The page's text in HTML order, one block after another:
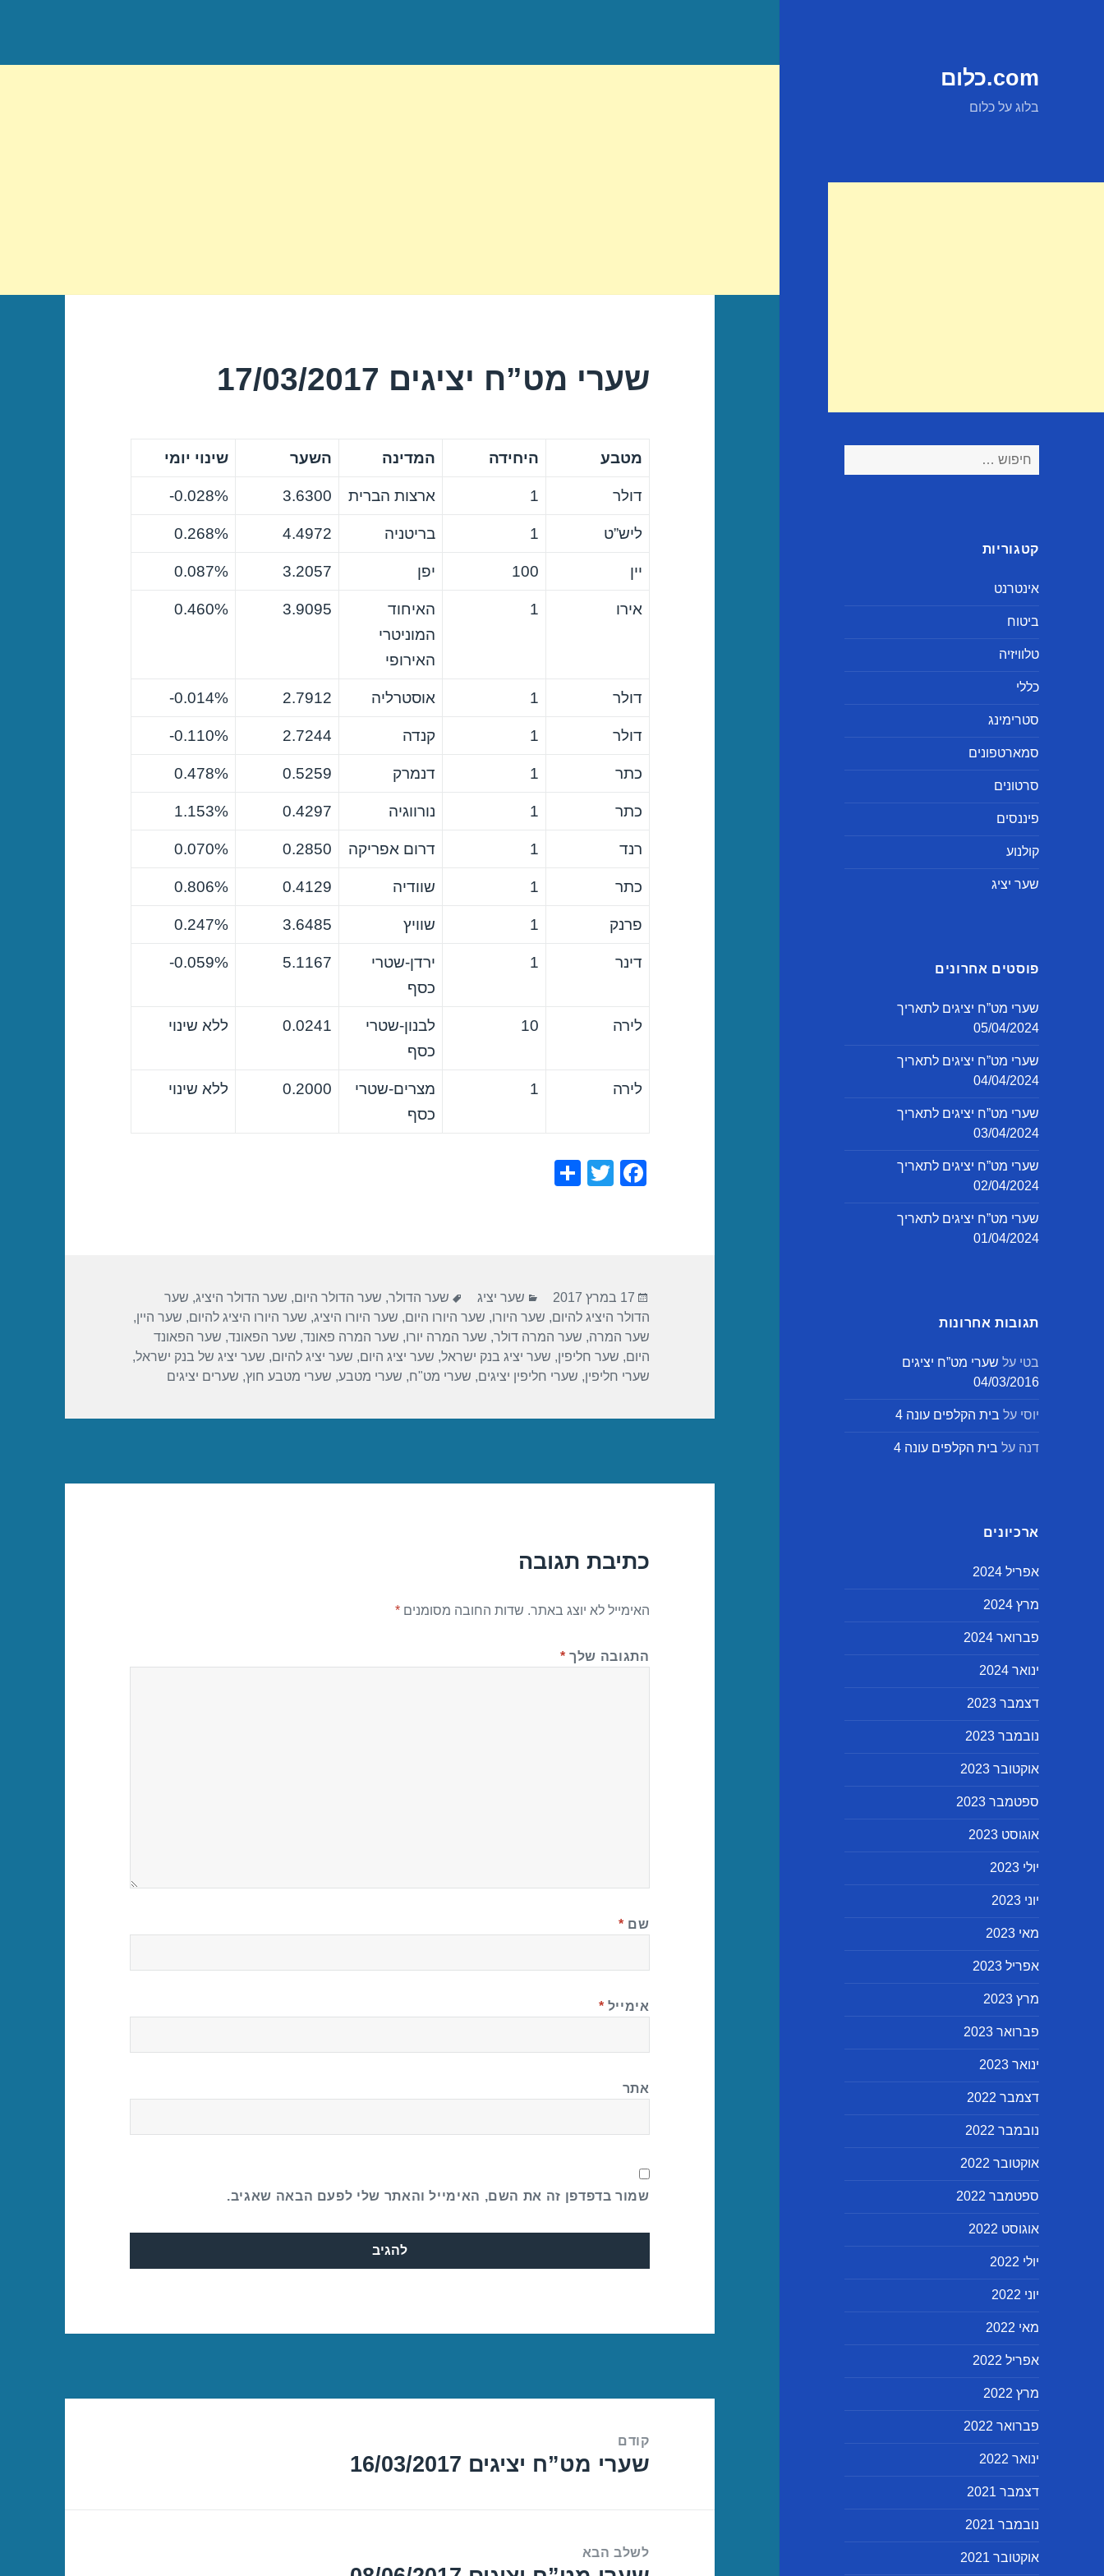
com.כלום
בלוג על כלום
חיפוש:
קטגוריות
אינטרנט
ביטוח
טלוויזיה
כללי
סטרימינג
סמארטפונים
סרטונים
פיננסים
קולנוע
שער יציג
פוסטים אחרונים
שערי מט”ח יציגים לתאריך
05/04/2024
שערי מט”ח יציגים לתאריך
04/04/2024
שערי מט”ח יציגים לתאריך
03/04/2024
שערי מט”ח יציגים לתאריך
02/04/2024
שערי מט”ח יציגים לתאריך
01/04/2024
תגובות אחרונות
בטי על שערי מט”ח יציגים
04/03/2016
יוסי על בית הקלפים עונה 4
דנה על בית הקלפים עונה 4
ארכיונים
אפריל 2024
מרץ 2024
פברואר 2024
ינואר 2024
דצמבר 2023
נובמבר 2023
אוקטובר 2023
ספטמבר 2023
אוגוסט 2023
יולי 2023
יוני 2023
מאי 2023
אפריל 2023
מרץ 2023
פברואר 2023
ינואר 2023
דצמבר 2022
נובמבר 2022
אוקטובר 2022
ספטמבר 2022
אוגוסט 2022
יולי 2022
יוני 2022
מאי 2022
אפריל 2022
מרץ 2022
פברואר 2022
ינואר 2022
דצמבר 2021
נובמבר 2021
אוקטובר 2021
שערי מט”ח יציגים 17/03/2017
מטבע היחידה המדינה השער שינוי יומי
דולר 1 ארצות הברית 3.6300
0.028%-
ליש”ט 1 בריטניה 4.4972
0.268%
יין 100 יפן 3.2057
0.087%
אירו 1
האיחוד
המוניטרי
האירופי
3.9095
0.460%
דולר 1 אוסטרליה 2.7912
0.014%-
דולר 1 קנדה 2.7244
0.110%-
כתר 1 דנמרק 0.5259
0.478%
כתר 1 נורווגיה 0.4297
1.153%
רנד 1 דרום אפריקה 0.2850
0.070%
כתר 1 שוודיה 0.4129
0.806%
פרנק 1 שוויץ 3.6485
0.247%
דינר 1
ירדן-שטרי
כסף
5.1167
0.059%-
לירה 10
לבנון-שטרי
כסף
0.0241 ללא שינוי
לירה 1
מצרים-שטרי
כסף
0.2000 ללא שינוי
F
o
o
k
T
פורסם
בתאריך
17 במרץ 2017 קטגוריות
שער יציג תגיות
שער הדולר, שער הדולר היום, שער הדולר היציג, שער
הדולר היציג להיום, שער היורו, שער היורו היום, שער היורו היציג, שער היורו היציג להיום, שער היין,
שער המרה, שער המרה דולר, שער המרה יורו, שער המרה פאונד, שער הפאונד, שער הפאונד
היום, שער חליפין, שער יציג בנק ישראל, שער יציג היום, שער יציג להיום, שער יציג של בנק ישראל,
שערי חליפין, שערי חליפין יציגים, שערי מט"ח, שערי מטבע, שערי מטבע חוץ, שערים יציגים
כתיבת תגובה
האימייל לא יוצג באתר. שדות החובה מסומנים*
התגובה שלך *
שם *
אימייל *
אתר
שמור בדפדפן זה את השם, האימייל והאתר שלי לפעם הבאה שאגיב.
קודם
הפוסט
שערי מט”ח יציגים 16/03/2017
לשלב הבא